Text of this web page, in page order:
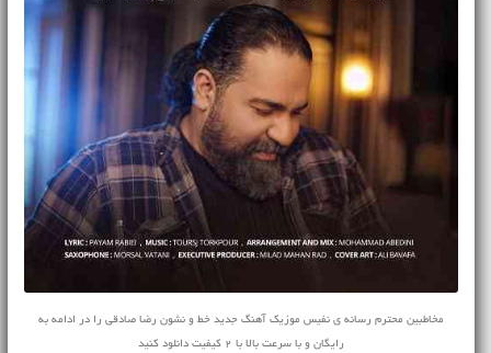
مخاطبین محترم رسانه ی نفیس موزیک آهنگ جدید خط و نشون رضا صادقی را در ادامه به
رایگان و با سرعت بالا با 2 کیفیت دانلود کنید